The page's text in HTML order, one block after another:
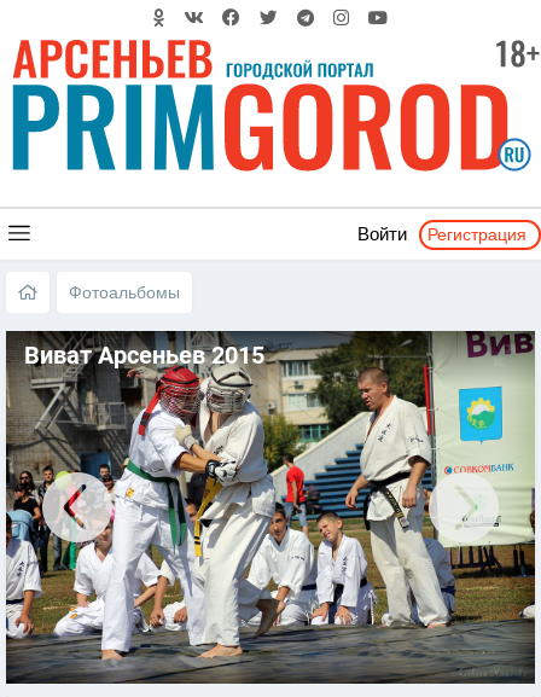
Войти Регистрация
Фотоальбомы
Виват Арсеньев 2015